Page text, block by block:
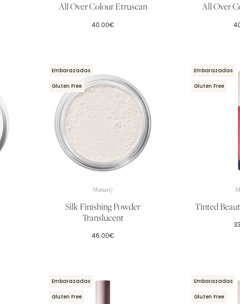
All Over Colour Etruscan
40.00€
All Over
Embarazadas
Gluten Free
Manasi7
Silk Finishing Powder
Translucent
46.00€
Embarazadas
Gluten Free
Tinted
Embarazadas
Gluten Free
Embarazadas
Gluten Free